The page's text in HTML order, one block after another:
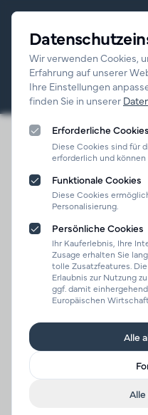
Home
Motorradtechnik
Zubehör
Vespa GTS
Auspuff
wird verkauft von
GmbH
€ 180,00
inkl.20%MwSt.
Wir verwenden Cookies,
Erfahrung auf unserer
Ihre Einstellungen
finden Sie in unserer
Erforderliche Cookies
Diese Cookies sind für
erforderlich und
Funktionale Cookies
Diese Cookies
Personalisierung.
Persönliche Cookies
Ihr Kauferlebnis, Ihre
Zusage erhalten Sie
tolle Zusatzfeatures.
Erlaubnis zur Nutzung
ggf. damit
Europäischen
Alle